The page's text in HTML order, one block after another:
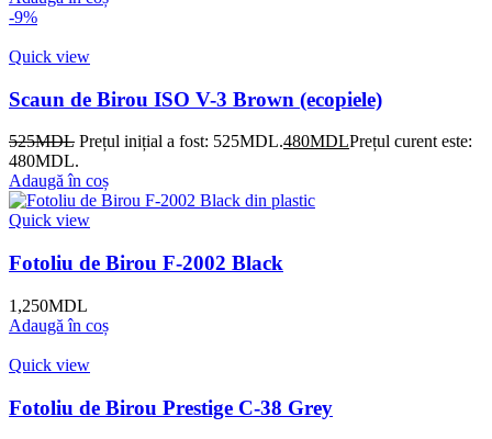
-9%
Quick view
Scaun de Birou ISO V-3 Brown (ecopiele)
525MDL Prețul inițial a fost: 525MDL.480MDLPrețul curent este:
480MDL.
Adaugă în coș
Quick view
Fotoliu de Birou F-2002 Black
1,250MDL
Adaugă în coș
Quick view
Fotoliu de Birou Prestige C-38 Grey